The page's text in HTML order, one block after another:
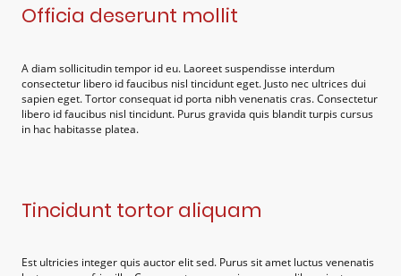
Officia deserunt mollit
A diam sollicitudin tempor id eu. Laoreet suspendisse interdum
consectetur libero id faucibus nisl tincidunt eget. Justo nec ultrices dui
sapien eget. Tortor consequat id porta nibh venenatis cras. Consectetur
libero id faucibus nisl tincidunt. Purus gravida quis blandit turpis cursus
in hac habitasse platea.
Tincidunt tortor aliquam
Est ultricies integer quis auctor elit sed. Purus sit amet luctus venenatis